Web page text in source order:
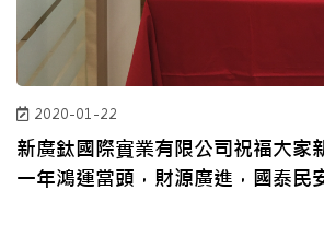
2020-01-22
新廣鈦國際實業有限公司祝福大家
一年鴻運當頭，財源廣進，國泰民